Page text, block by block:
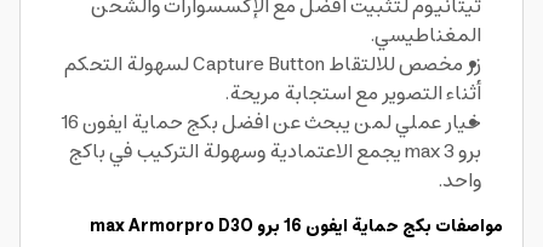
المغناطيسي.
زر مخصص للالتقاط Capture Button لسهولة التحكم
أثناء التصوير مع استجابة مريحة.
خيار عملي لمن يبحث عن افضل بكج حماية ايفون 16
برو max 3 يجمع الاعتمادية وسهولة التركيب في باكج
واحد.
مواصفات بكج حماية ايفون 16 برو max Armorpro D3O